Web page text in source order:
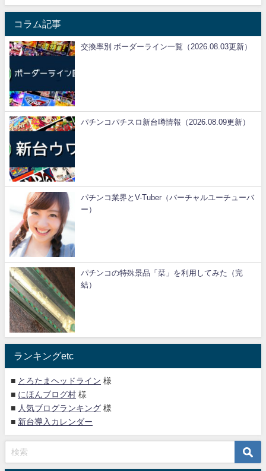
コラム記事
交換率別 ボーダーライン一覧（2026.08.03更新）
パチンコパチスロ新台噂情報（2026.08.09更新）
パチンコ業界とV-Tuber（バーチャルユーチューバ
ー）
パチンコの特殊景品「栞」を利用してみた（完
結）
ランキングetc
■ とろたまヘッドライン 様
■ にほんブログ村 様
■ 人気ブログランキング 様
■ 新台導入カレンダー